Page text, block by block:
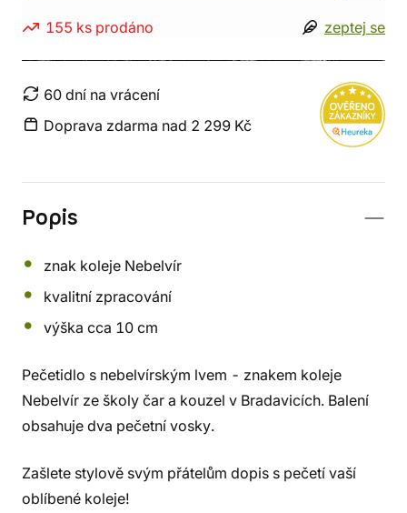
155 ks prodáno zeptej se
60 dní na vrácení
Doprava zdarma nad 2 299 Kč
Popis
znak koleje Nebelvír
kvalitní zpracování
výška cca 10 cm
Pečetidlo s nebelvírským lvem - znakem koleje
Nebelvír ze školy čar a kouzel v Bradavicích. Balení
obsahuje dva pečetní vosky.
Zašlete stylově svým přátelům dopis s pečetí vaší
oblíbené koleje!